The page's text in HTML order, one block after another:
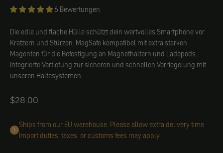
6 Bewertungen
Die edle und flache Hülle schützt dein wertvolles Smartphone vor
Kratzern und Stürzen. MagSafe kompatibel mit extra starken
Magenten für die Befestigung an Magnethaltern und Ladepods.
Integrierte Vertiefung zur sicheren und schnellen Verriegelung mit
unseren Haltesystemen.
Angebot
$28.00
Ships from our EU warehouse. Please allow extra delivery time
Import duties, taxes, or customs fees may apply.